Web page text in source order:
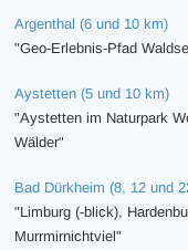
Argenthal (6 und 10 km)
"Geo-Erlebnis-Pfad
Aystetten (5 und 10 km)
"Aystetten im Naturpark
Wälder"
Bad Dürkheim (8, 12 und
"Limburg (-blick),
Murrmirnichtviel"